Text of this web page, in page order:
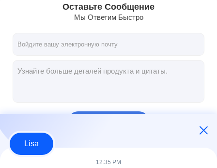
Оставьте Сообщение
Мы Ответим Быстро
Lisa
12:35 PM